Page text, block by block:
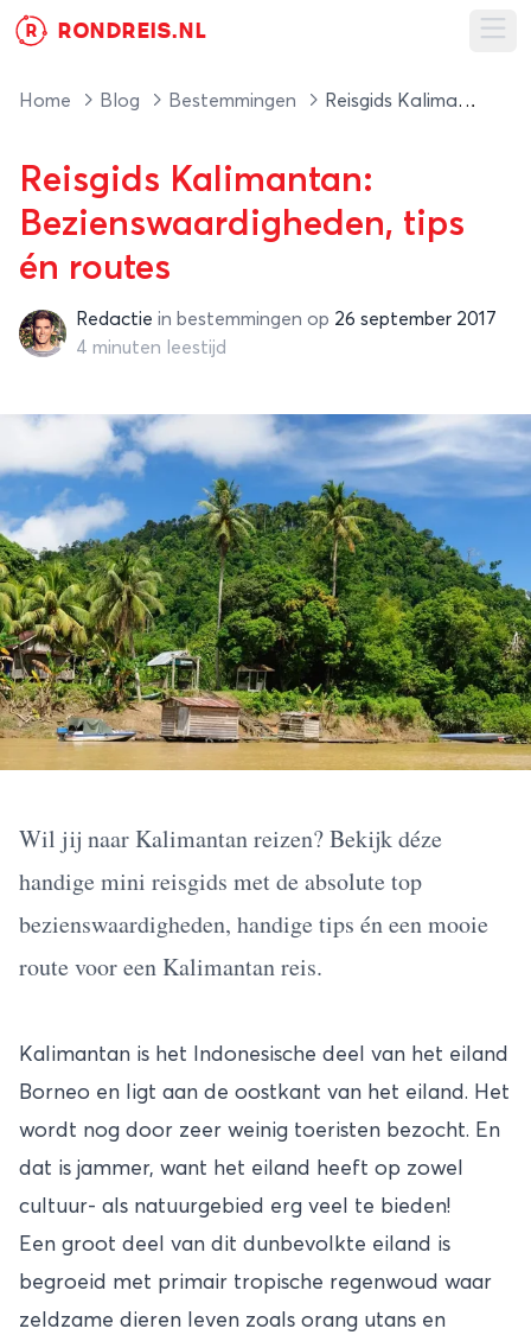
R RONDREIS.NL
Home Blog Bestemmingen Reisgids Kalimantan: Bezienswaardigheden, tips én routes
Reisgids Kalimantan:
Bezienswaardigheden, tips
én routes
RedactieRedactie in bestemmingen op 26 september 2017
4 minuten leestijd
Wil jij naar Kalimantan reizen? Bekijk déze
handige mini reisgids met de absolute top
bezienswaardigheden, handige tips én een mooie
route voor een Kalimantan reis.
Kalimantan is het Indonesische deel van het eiland
Borneo en ligt aan de oostkant van het eiland. Het
wordt nog door zeer weinig toeristen bezocht. En
dat is jammer, want het eiland heeft op zowel
cultuur- als natuurgebied erg veel te bieden!
Een groot deel van dit dunbevolkte eiland is
begroeid met primair tropische regenwoud waar
zeldzame dieren leven zoals orang utans en